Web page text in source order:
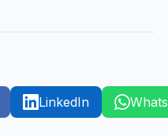
LinkedIn